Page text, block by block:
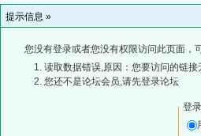
提示信息 »
您没有登录或者您没有权限访问此页面，
读取数据错误,原因：您要访问的链
您还不是论坛会员,请先登录论坛
登录